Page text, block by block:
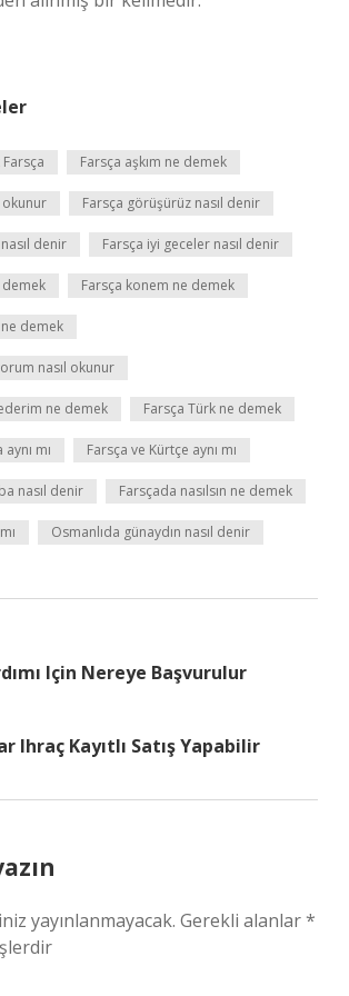
Farsça aşkım ne demek
okunur Farsça görüşürüz nasıl denir
denir Farsça iyi geceler nasıl denir
demek Farsça konem ne demek
demek
nasıl okunur
ne demek Farsça Türk ne demek
mı Farsça ve Kürtçe aynı mı
nasıl denir Farsçada nasılsın ne demek
Osmanlıda günaydın nasıl denir
Için Nereye Başvurulur
Ihraç Kayıtlı Satış Yapabilir
yayınlanmayacak. Gerekli alanlar*